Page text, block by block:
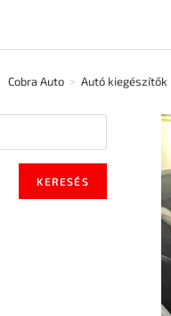
Cobra Auto > Autó kiegészítők
KERESÉS